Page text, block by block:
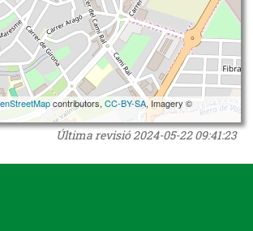
contributors, CC-BY-SA, Imagery ©
Última revisió2024-05-22 09:41:23